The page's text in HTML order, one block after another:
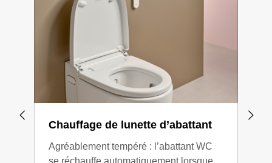
Chauffage de lunette d’abattant
Agréablement tempéré : l’abattant WC
se réchauffe automatiquement lorsque